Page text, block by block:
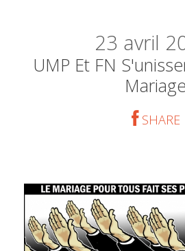
23 avril
UMP Et FN
Mariage
SHARE